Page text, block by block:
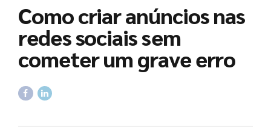
Como criar anúncios nas
redes sociais sem
cometer um grave erro